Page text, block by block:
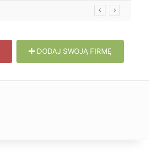
DODAJ SWOJĄ FIRMĘ